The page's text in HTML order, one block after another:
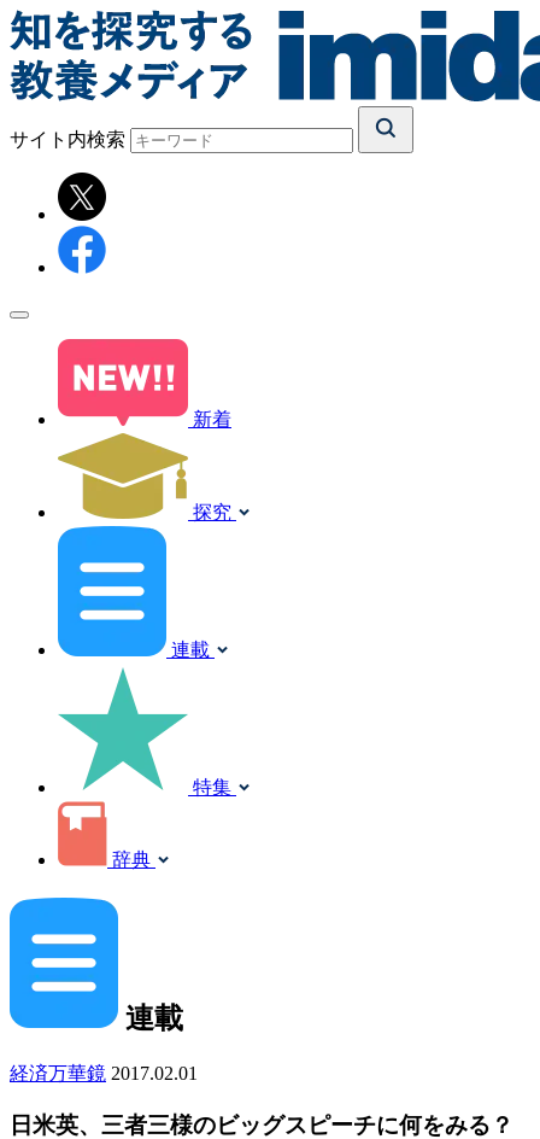
サイト内検索
新着
探究
連載
特集
辞典
連載
経済万華鏡 2017.02.01
日米英、三者三様のビッグスピーチに何をみる？